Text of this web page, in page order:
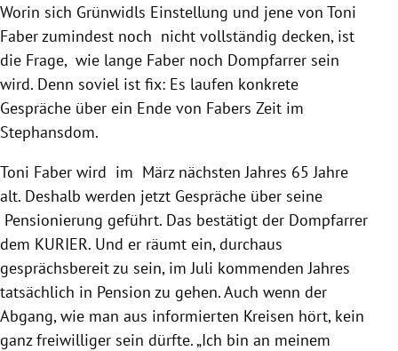
Worin sich Grünwidls Einstellung und jene von Toni
Faber zumindest noch nicht vollständig decken, ist
die Frage, wie lange Faber noch Dompfarrer sein
wird. Denn soviel ist fix: Es laufen konkrete
Gespräche über ein Ende von Fabers Zeit im
Stephansdom.
Toni Faber wird im März nächsten Jahres 65 Jahre
alt. Deshalb werden jetzt Gespräche über seine
Pensionierung geführt. Das bestätigt der Dompfarrer
dem KURIER. Und er räumt ein, durchaus
gesprächsbereit zu sein, im Juli kommenden Jahres
tatsächlich in Pension zu gehen. Auch wenn der
Abgang, wie man aus informierten Kreisen hört, kein
ganz freiwilliger sein dürfte. „Ich bin an meinem